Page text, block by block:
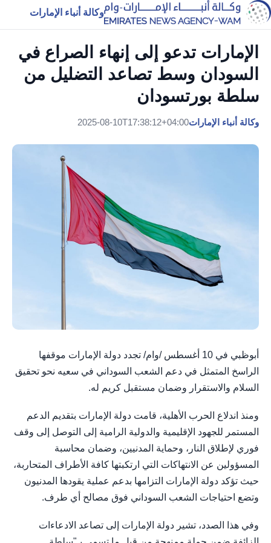
وكالة أنباء الإمارات
الإمارات تدعو إلى إنهاء الصراع في
السودان وسط تصاعد التضليل من
سلطة بورتسودان
وكالة أنباء الإمارات2025-08-10T17:38:12+04:00
أبوظبي في 10 أغسطس /وام/ تجدد دولة الإمارات موقفها
الراسخ المتمثل في دعم الشعب السوداني في سعيه نحو تحقيق
السلام والاستقرار وضمان مستقبل كريم له.
ومنذ اندلاع الحرب الأهلية، قامت دولة الإمارات بتقديم الدعم
المستمر للجهود الإقليمية والدولية الرامية إلى التوصل إلى وقف
فوري لإطلاق النار، وحماية المدنيين، وضمان محاسبة
المسؤولين عن الانتهاكات التي ارتكبتها كافة الأطراف المتحاربة،
حيث تؤكد دولة الإمارات التزامها بدعم عملية يقودها المدنيون
وتضع احتياجات الشعب السوداني فوق مصالح أي طرف.
وفي هذا الصدد، تشير دولة الإمارات إلى تصاعد الادعاءات